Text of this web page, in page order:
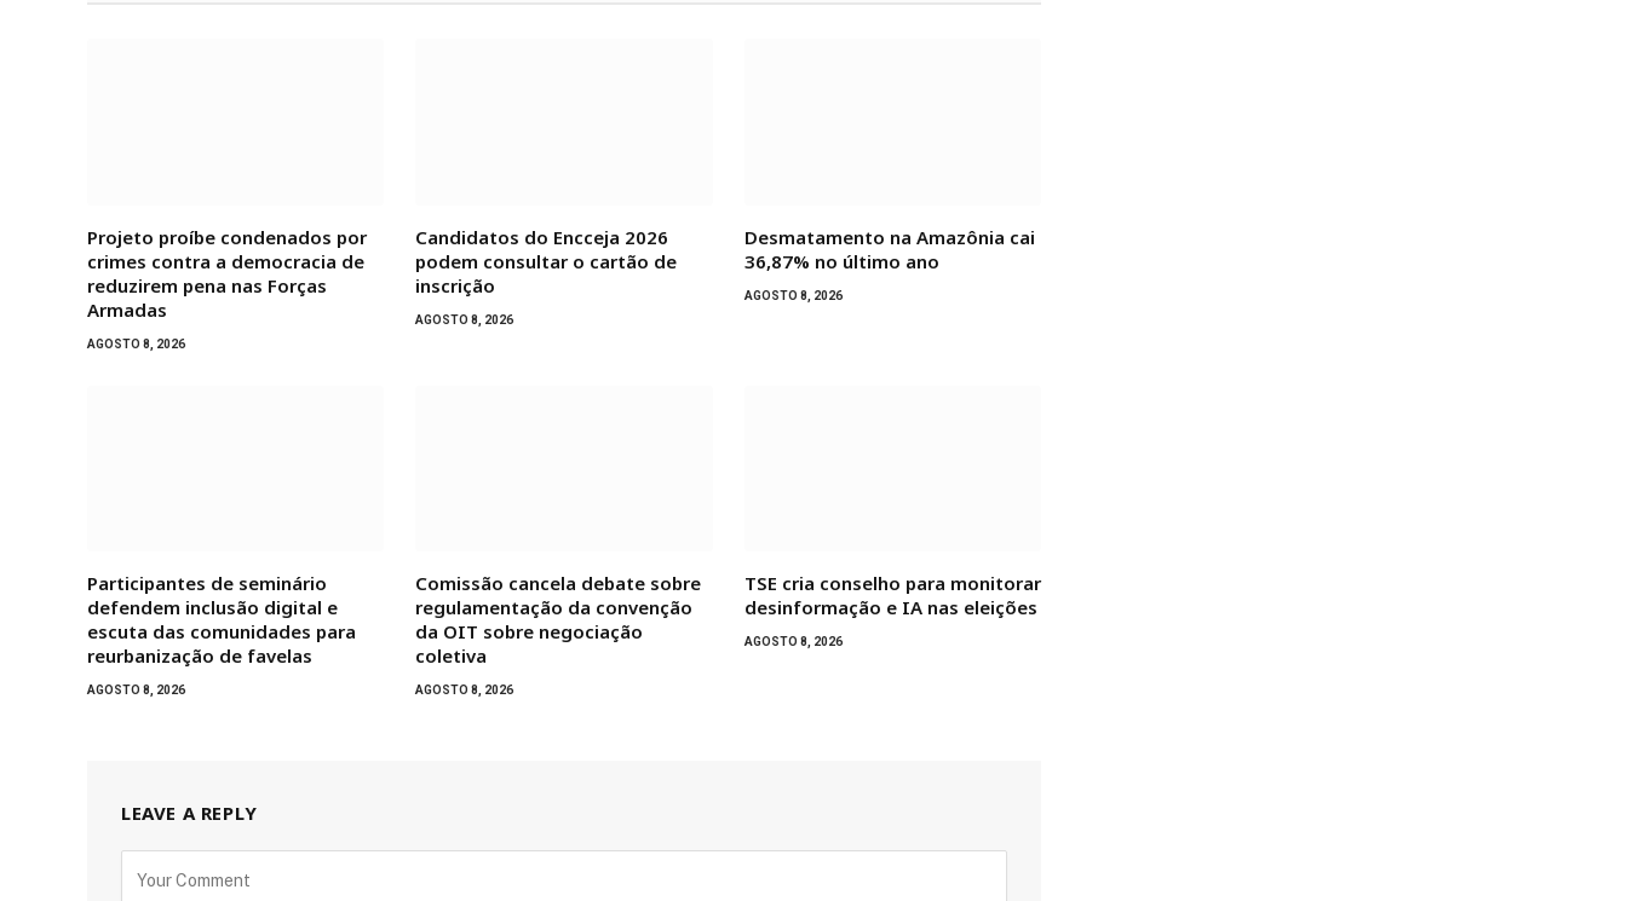
Projeto proíbe condenados por
crimes contra a democracia de
reduzirem pena nas Forças
Armadas
AGOSTO 8, 2026
Candidatos do Encceja 2026
podem consultar o cartão de
inscrição
AGOSTO 8, 2026
Desmatamento na Amazônia cai
36,87% no último ano
AGOSTO 8, 2026
Participantes de seminário
defendem inclusão digital e
escuta das comunidades para
reurbanização de favelas
AGOSTO 8, 2026
Comissão cancela debate sobre
regulamentação da convenção
da OIT sobre negociação
coletiva
AGOSTO 8, 2026
TSE cria conselho para monitorar
desinformação e IA nas eleições
AGOSTO 8, 2026
LEAVE A REPLY